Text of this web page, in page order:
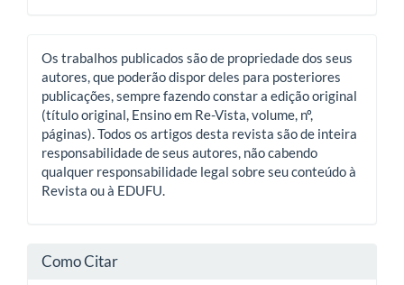
Os trabalhos publicados são de propriedade dos seus
autores, que poderão dispor deles para posteriores
publicações, sempre fazendo constar a edição original
(título original, Ensino em Re-Vista, volume, nº,
páginas). Todos os artigos desta revista são de inteira
responsabilidade de seus autores, não cabendo
qualquer responsabilidade legal sobre seu conteúdo à
Revista ou à EDUFU.
Como Citar